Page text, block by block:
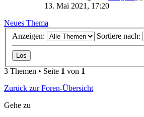
13. Mai 2021, 17:20
Neues Thema
Anzeigen:
Sortiere nach:
3 Themen • Seite 1 von 1
Zurück zur Foren-Übersicht
Gehe zu